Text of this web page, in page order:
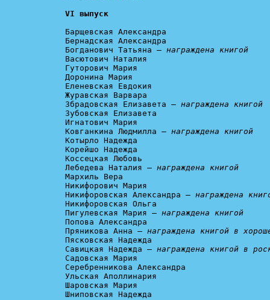
VI выпуск
Барщевская Александра
Бернадская Александра
Богданович Татьяна – награждена книгой
Васютович Наталия
Гуторович Мария
Доронина Мария
Еленевская Евдокия
Журавская Варвара
Збрадовская Елизавета – награждена книгой
Зубовская Елизавета
Игнатович Мария
Ковганкина Людмилла – награждена книгой
Котырло Надежда
Корейшо Надежда
Коссецкая Любовь
Лебедева Наталия – награждена книгой
Мархиль Вера
Никифорович Мария
Никифоровская Александра – награждена
Никифоровская Ольга
Пигулевская Мария – награждена книгой
Попова Александра
Пряникова Анна – награждена книгой в
Пясковская Надежда
Савицкая Надежда – награждена книгой в
Садовская Мария
Серебренникова Александра
Ульская Аполлинария
Шаровская Мария
Шниповская Надежда